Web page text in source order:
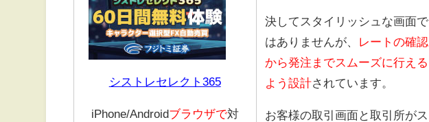
シストレセレクト365
iPhone/Androidブラウザで対
決してスタイリッシュな画面で
はありませんが、
レートの確認
から発注までスムーズに行える
よう設計されています。
お客様の取引画面と取引所がス